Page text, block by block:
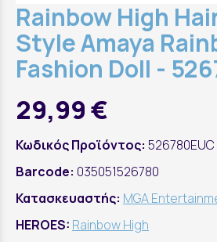
Rainbow High
Style Amaya
Fashion Doll -
29,99 €
Κωδικός Προϊόντος: 526780EUC
Barcode: 035051526780
Κατασκευαστής: MGA
HEROES: Rainbow High